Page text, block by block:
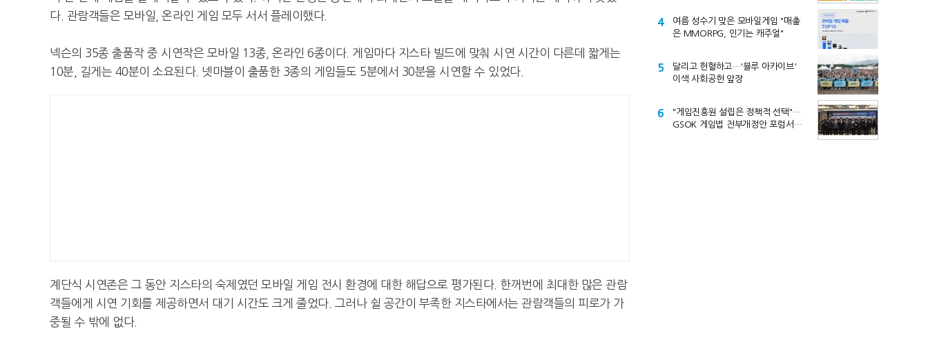
다. 관람객들은 모바일, 온라인 게임 모두 서서 플레이했다.
넥슨의 35종 출품작 중 시연작은 모바일 13종, 온라인 6종이다. 게임마다 지스타 빌드에 맞춰 시연 시간이 다른데 짧게는
10분, 길게는 40분이 소요된다. 넷마블이 출품한 3종의 게임들도 5분에서 30분을 시연할 수 있었다.
계단식 시연존은 그 동안 지스타의 숙제였던 모바일 게임 전시 환경에 대한 해답으로 평가된다. 한꺼번에 최대한 많은 관람
객들에게 시연 기회를 제공하면서 대기 시간도 크게 줄었다. 그러나 쉴 공간이 부족한 지스타에서는 관람객들의 피로가 가
중될 수 밖에 없다.
4
여름 성수기 맞은 모바일게임 "매출
은 MMORPG, 인기는 캐주얼"
5
달리고 헌혈하고…'블루 아카이브'
이색 사회공헌 앞장
6
"게임진흥원 설립은 정책적 선택"…
GSOK 게임법 전부개정안 포럼서